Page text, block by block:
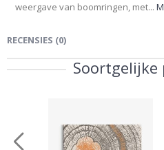
weergave van boomringen, met...
RECENSIES (0)
Soortgelijke